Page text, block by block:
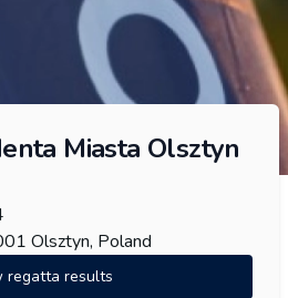
Miasta Olsztyn
Olsztyn, Poland
regatta results